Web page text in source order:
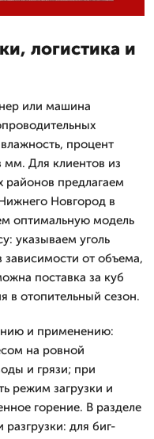
логистика и
или машина
процент
мм. Для клиентов из
предлагаем
Новгород в
оптимальную модель
указываем уголь
зависимости от объема,
поставка за куб
в отопительный сезон.
и применению:
на ровной
и грязи; при
режим загрузки и
горение. В разделе
для биг-